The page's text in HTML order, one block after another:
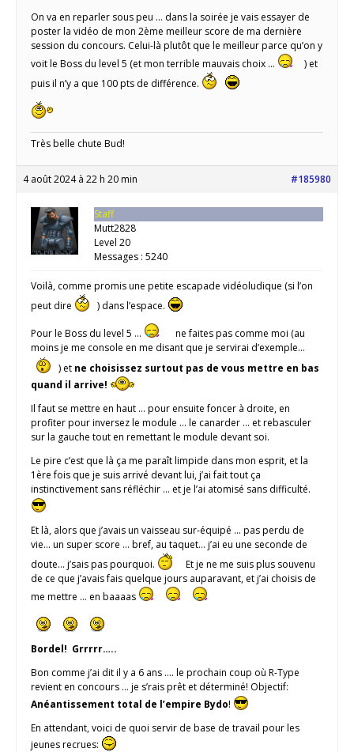
On va en reparler sous peu … dans la soirée je vais essayer de
poster la vidéo de mon 2ème meilleur score de ma dernière
session du concours. Celui-là plutôt que le meilleur parce qu’on y
voit le Boss du level 5 (et mon terrible mauvais choix …
) et
puis il n’y a que 100 pts de différence.
Très belle chute Bud!
4 août 2024 à 22 h 20 min #185980
Staff
Mutt2828
Level 20
Messages : 5240
Voilà, comme promis une petite escapade vidéoludique (si l’on
peut dire
) dans l’espace.
Pour le Boss du level 5 …
ne faites pas comme moi (au
moins je me console en me disant que je servirai d’exemple…
) et ne choisissez surtout pas de vous mettre en bas
quand il arrive!
Il faut se mettre en haut … pour ensuite foncer à droite, en
profiter pour inversez le module … le canarder … et rebasculer
sur la gauche tout en remettant le module devant soi.
Le pire c’est que là ça me paraît limpide dans mon esprit, et la
1ère fois que je suis arrivé devant lui, j’ai fait tout ça
instinctivement sans réfléchir … et je l’ai atomisé sans difficulté.
Et là, alors que j’avais un vaisseau sur-équipé … pas perdu de
vie… un super score … bref, au taquet… j’ai eu une seconde de
doute… j’sais pas pourquoi.
Et je ne me suis plus souvenu
de ce que j’avais fais quelque jours auparavant, et j’ai choisis de
me mettre … en baaaas
Bordel! Grrrrr…..
Bon comme j’ai dit il y a 6 ans …. le prochain coup où R-Type
revient en concours … je s’rais prêt et déterminé! Objectif:
Anéantissement total de l’empire Bydo!
En attendant, voici de quoi servir de base de travail pour les
jeunes recrues: